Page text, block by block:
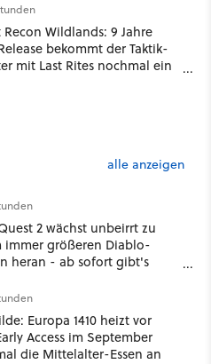
Recon Wildlands: 9 Jahre
bekommt der Taktik-
mit Last Rites nochmal ein
alle anzeigen
2 wächst unbeirrt zu
immer größeren Diablo-
heran - ab sofort gibt's
Europa 1410 heizt vor
Access im September
die Mittelalter-Essen an